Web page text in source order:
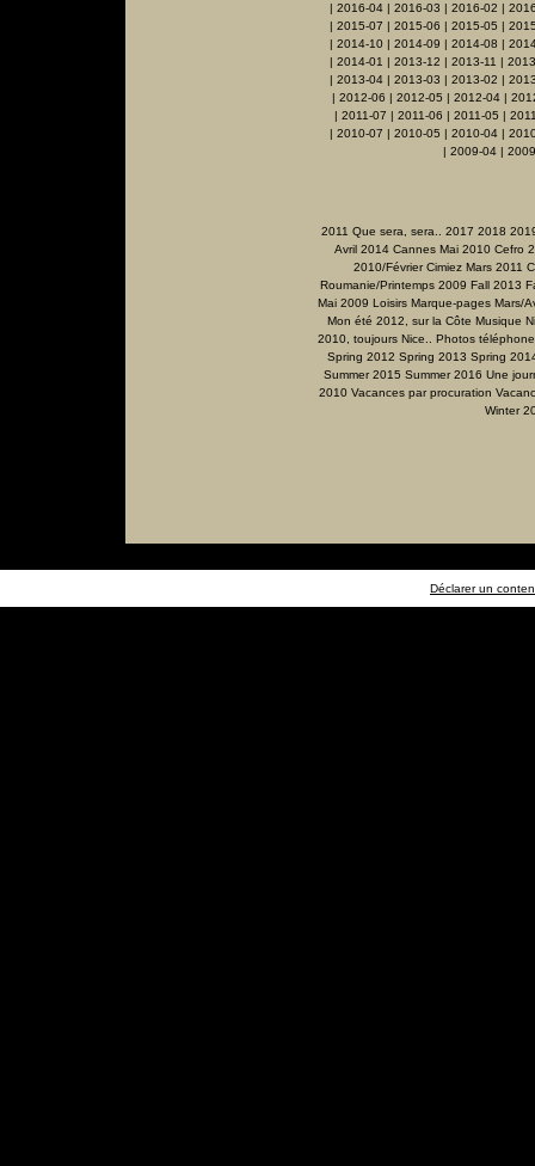
| 2016-04 | 2016-03 | 2016-02 |
| 2015-07 | 2015-06 | 2015-05 |
| 2014-10| 2014-09 | 2014-08 |
| 2014-01 | 2013-12 | 2013-11 |
| 2013-04 | 2013-03 | 2013-02 |
| 2012-06 | 2012-05 | 2012-04 |
| 2011-07 | 2011-06 | 2011-05 |
| 2010-07 | 2010-05 | 2010-04 |
| 2009-04 |
2011 Que sera, sera.. 2017 2018
Avril 2014 Cannes Mai 2010 Cefro
2010/Février Cimiez Mars 2011
Roumanie/Printemps 2009 Fall 2013
Mai 2009 Loisirs Marque-pages Mars/
Mon été 2012, sur la Côte Musique
2010, toujours Nice.. Photos téléphone
Spring 2012 Spring 2013 Spring
Summer 2015 Summer 2016 Une
2010 Vacances par procuration
Winter
Déclarer un